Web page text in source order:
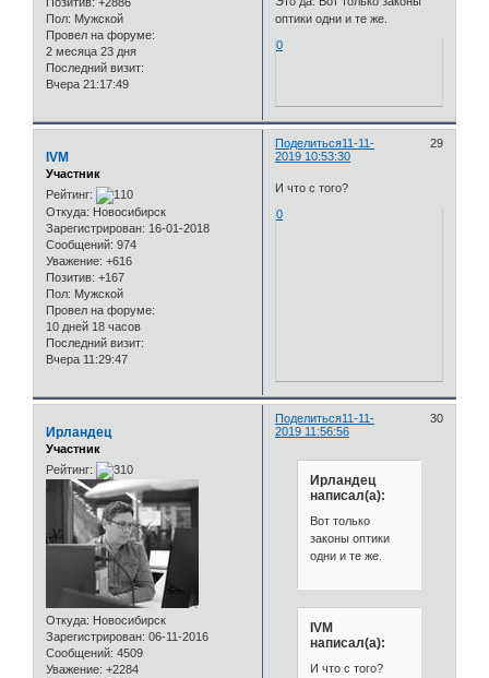
Пол: Мужской
Провел на форуме:
2 месяца 23 дня
Последний визит:
Вчера 21:17:49
оптики одни и те же.
0
Поделиться 29
11-11-
2019 10:53:30
IVM
Участник
Рейтинг:
Откуда: Новосибирск
Зарегистрирован: 16-01-2018
Сообщений: 974
Уважение: +616
Позитив: +167
Пол: Мужской
Провел на форуме:
10 дней 18 часов
Последний визит:
Вчера 11:29:47
И что с того?
0
Поделиться 30
11-11-
2019 11:56:56
Ирландец
Участник
Рейтинг:
Откуда: Новосибирск
Зарегистрирован: 06-11-2016
Сообщений: 4509
Уважение: +2284
Ирландец
написал(а):
Вот только
законы оптики
одни и те же.
IVM
написал(а):
И что с того?